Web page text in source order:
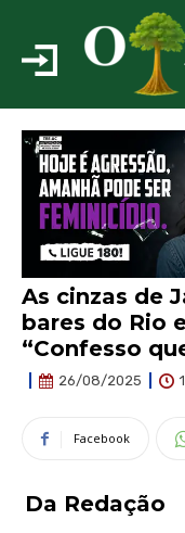
As cinzas de
bares do Rio
“Confesso
26/08/2025
Facebook
Da Redação